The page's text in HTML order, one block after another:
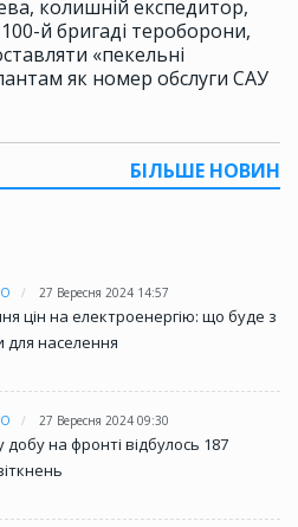
колишній експедитор,
й бригаді тероборони,
«пекельні
як номер обслуги САУ
БІЛЬШЕ НОВИН
27 Вересня 2024 14:57
цін на електроенергію: що буде з
населення
27 Вересня 2024 09:30
добу на фронті відбулось 187